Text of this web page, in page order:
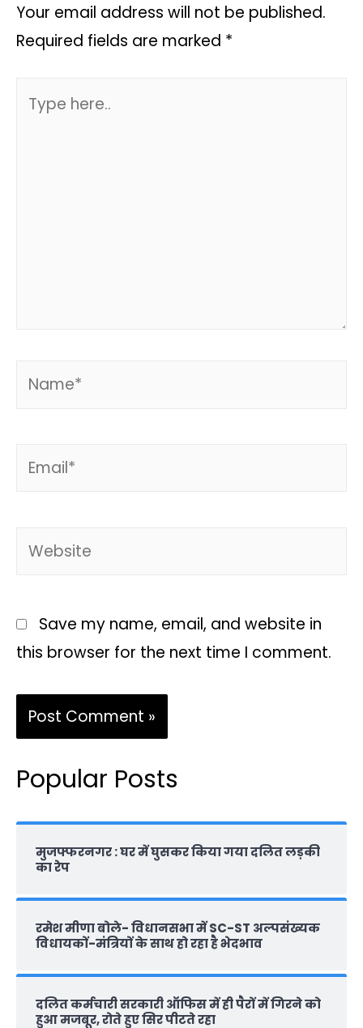
Your email address will not be published.
Required fields are marked *
Save my name, email, and website in
this browser for the next time I comment.
Popular Posts
मुजफ्फरनगर : घर में घुसकर किया गया दलित लड़की
का रेप
रमेश मीणा बोले- विधानसभा में SC-ST अल्पसंख्यक
विधायकों-मंत्रियों के साथ हो रहा है भेदभाव
दलित कर्मचारी सरकारी ऑफ‍िस में ही पैरों में गिरने को
हुआ मजबूर, रोते हुए सिर पीटते रहा